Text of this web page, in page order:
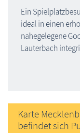
Ein
ideal in einen
nahegelegene
Lauterbach
Karte
befindet sich